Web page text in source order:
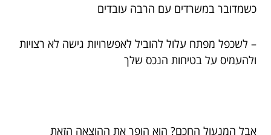
כשמדובר במשרדים עם הרבה עובדים
– לשכפל מפתח עלול להוביל לאפשרויות גישה לא רצויות
ולהעמיס על בטיחות הנכס שלך
אבל המנעול החכם? הוא הופך את ההוצאה הזאת